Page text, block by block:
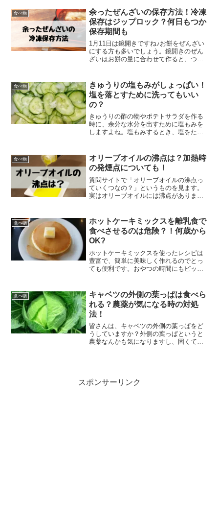
朝茹でて冷蔵庫に入れ、お昼食べたいと
思っていますが・・・味は...
食べ物
余ったぜんざいの保存方法！冷凍
保存はジップロック？何日もつか
保存期間も
1月11日は鏡開きですね♪お餅をぜんざい
にする方も多いでしょう。鏡開きのぜん
ざいはお餅の量に合わせて作ると、つい
います…。しかし、保存期間がわかれ
ば、消費もしやすくなる...
食べ物
きゅうりの塩もみがしょっぱい！
塩を落とすために洗ってもいい
の？
きゅうりの酢の物やポテトサラダを作る
時に、余分な水分を出すために塩もみを
しますよね。塩もみするとき、塩をたく
水で洗って塩を洗い流しても大丈夫でし
ょうか？今回は、塩も...
食べ物
オリーブオイルの沸点は？加熱時
の発煙点についても！
質問サイトで「オリーブオイルの沸点っ
ていくつなの？」というものを見ます。
実はオリーブオイルには沸点がありませ
続けると発煙点に達し、火がついてしま
います。その発煙点と沸点...
食べ物
ホットケーキミックスを離乳食で
食べさせるのは危険？！何歳から
OK?
ホットケーキミックスを使ったレシピは
豊富で、簡単に美味しく作れるのでとっ
ても便利です。おやつの時間にもピッタ
か？砂糖が入っていることを考えると、
やっぱり離乳食で食べさせ...
食べ物
キャベツの外側の葉っぱは食べら
れる？農薬が気になる時の対処
法！
皆さんは、キャベツの外側の葉っぱをど
うしていますか？外側の葉っぱというと
農薬なんかも気になりますし、固くて食
スポンサーリンク